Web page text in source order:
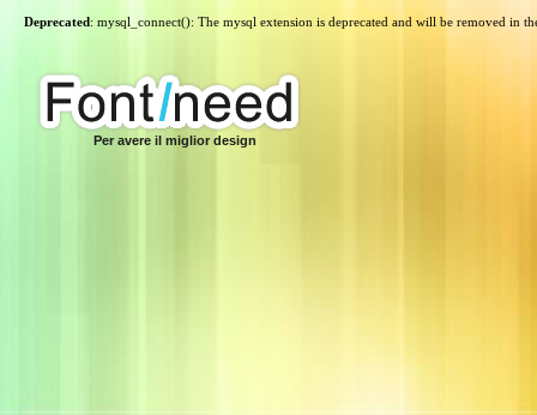
Deprecated: mysql_connect(): The mysql extension is deprecated and will be removed in
Per avere il miglior design